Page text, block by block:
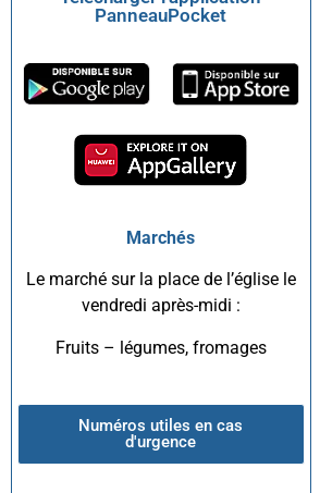
PanneauPocket
Marchés
Le marché sur la place de l’église le
vendredi après-midi :
Fruits – légumes, fromages
Numéros utiles en cas
d'urgence